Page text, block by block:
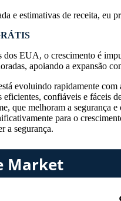
e estimativas de receita, eu
EUA, o crescimento é
apoiando a expansão
evoluindo rapidamente
eficientes, confiáveis ​​e fáceis
que melhoram a segurança
para o
a segurança.